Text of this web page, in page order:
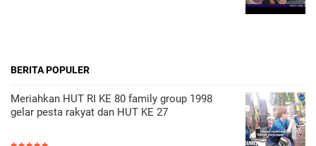
BERITA POPULER
Meriahkan HUT RI KE 80 family group 1998
gelar pesta rakyat dan HUT KE 27